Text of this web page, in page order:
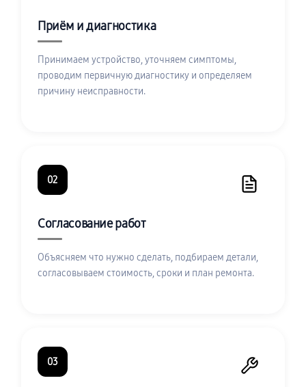
Приём и диагностика
Принимаем устройство, уточняем симптомы,
проводим первичную диагностику и определяем
причину неисправности.
02
Согласование работ
Объясняем что нужно сделать, подбираем детали,
согласовываем стоимость, сроки и план ремонта.
03